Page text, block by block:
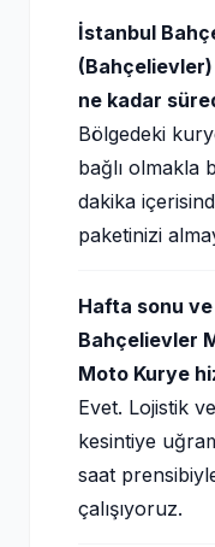
İstanbul
ne kadar
Bölgedeki
bağlı olmakla
dakika
paketinizi
Hafta sonu
Bahçelievler
Moto Kurye
Evet. Lojistik
kesintiye
saat
çalışıyoruz.